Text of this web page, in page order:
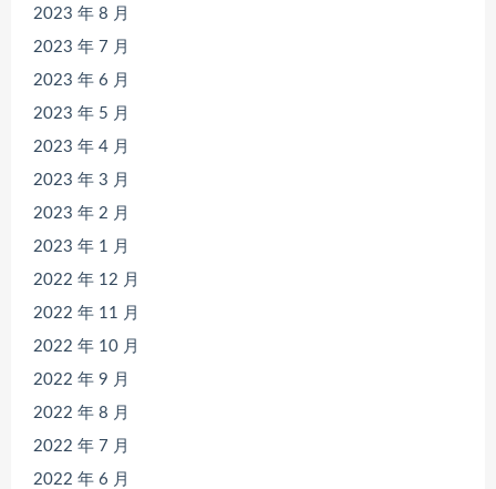
2023 年 8 月
2023 年 7 月
2023 年 6 月
2023 年 5 月
2023 年 4 月
2023 年 3 月
2023 年 2 月
2023 年 1 月
2022 年 12 月
2022 年 11 月
2022 年 10 月
2022 年 9 月
2022 年 8 月
2022 年 7 月
2022 年 6 月